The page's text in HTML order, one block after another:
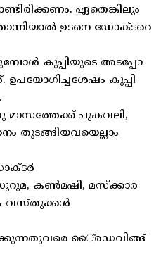
ഏതെങ്കിലും
ഉടനെ ഡോക്ടറെ
കുപ്പിയുടെ അടപ്പോ
ഉപയോഗിച്ചശേഷം കുപ്പി
മാസത്തേക്ക് പുകവലി,
തുടങ്ങിയവയെല്ലാം
കണ്‍മഷി, മസ്ക്കാര
വസ്തുക്കള്‍
ൈ്രഡവിങ്ങ്